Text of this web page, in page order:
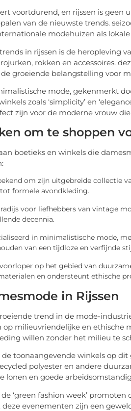
voortdurend, en rijssen is geen
van de nieuwste trends.
modehuizen als
in rijssen is de heropleving
rokken en accessoires.
groeiende belangstelling voor
mode, gekenmerkt
zoals ‘simplicity’ en
zijn voor de moderne vrouw
om te shoppen
boetieks en winkels die
om zijn uitgebreide collectie
formele avondkleding.
voor liefhebbers van vintage
decennia.
in minimalistische mode,
van een tijdloze en verfijnde
op het gebied van
en ondersteunt ethische
in Rijssen
trend in de mode-
milieuvriendelijke en ethische
willen zonder het milieu te
de toonaangevende winkels op
polyester en andere
lonen en goede
‘green fashion week’
deze evenementen zijn een